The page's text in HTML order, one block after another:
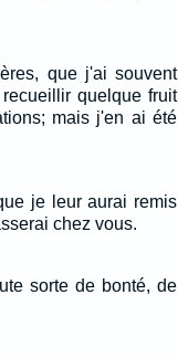
que j'ai souvent
quelque fruit
mais j'en ai été
je leur aurai remis
chez vous.
sorte de bonté, de